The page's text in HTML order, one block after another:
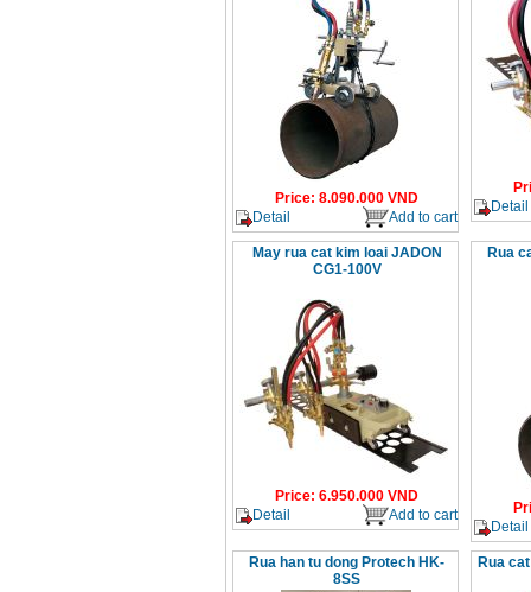
Price: 8.090.000 VND
Detail
Add to cart
Detail
May rua cat kim loai JADON
CG1-100V
Price: 6.950.000 VND
Detail
Add to cart
Rua
Detail
Rua han tu dong Protech HK-
8SS
Rua